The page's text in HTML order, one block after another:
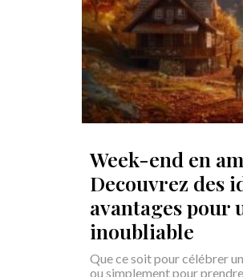
Week-end en
Decouvrez des
avantages pour
inoubliable
Que ce soit pour célébrer
ou simplement pour